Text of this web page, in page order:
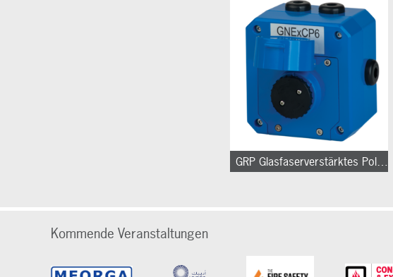
GRP Glasfaserverstärktes Polyester
Kommende Veranstaltungen